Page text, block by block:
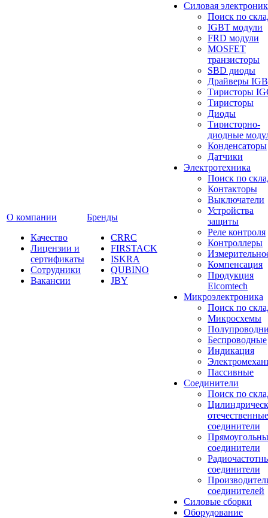
О компании
Качество
Лицензии и
сертификаты
Сотрудники
Вакансии
Бренды
CRRC
FIRSTACK
ISKRA
QUBINO
JBY
Силовая
Поиск по
IGBT модули
FRD модули
MOSFET
транзисторы
SBD диоды
Драйверы
Тиристоры
Тиристоры
Диоды
Тиристорно-
диодные
Конденсаторы
Датчики
Электротехника
Поиск по
Контакторы
Выключатели
Устройства
защиты
Реле контроля
Контроллеры
Компенсация
Продукция
Elcomtech
Микроэлектроника
Поиск по
Микросхемы
Беспроводные
Индикация
Пассивные
Cоединители
Поиск по
отечественные
соединители
соединители
соединители
соединителей
Силовые сборки
Оборудование